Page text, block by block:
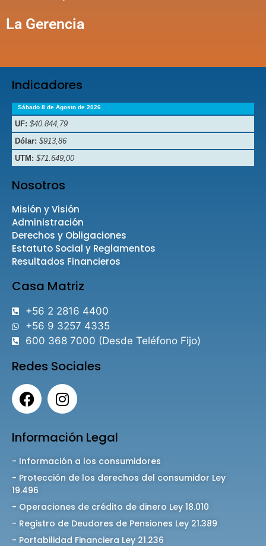
La Gerencia
Indicadores
Sábado 8 de Agosto de 2026
UF: $40.844,79
Dólar: $913,86
UTM: $71.649,00
Nosotros
Misión y Visión
Administración
Derechos y Obligaciones
Estatuto Social y Reglamentos
Resultados Financieros
Casa Matriz
+56 2 2816 4400
+56 9 3257 4335
600 368 7000 (Desde Teléfono Fijo)
Redes Sociales
Información Legal
- Información a los consumidores
- Protección de los derechos del consumidor Ley
19.496
- Operaciones de crédito de dinero Ley 18.010
- Registro de Deudores de Pensiones Ley 21.389
- Portabilidad Financiera Ley 21.236